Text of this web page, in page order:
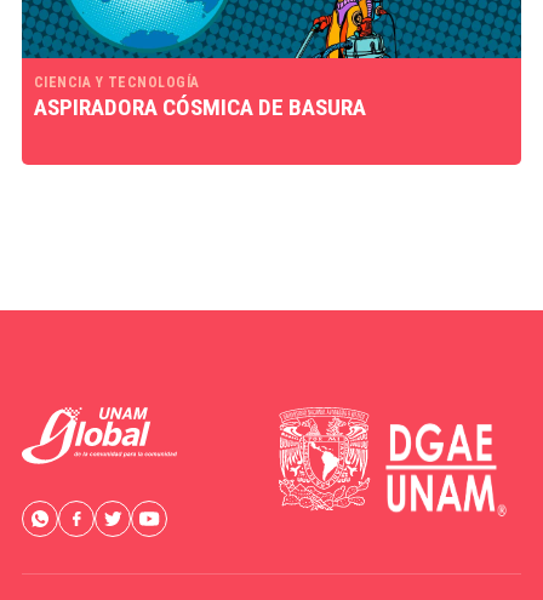
CIENCIA Y TECNOLOGÍA
ASPIRADORA CÓSMICA DE BASURA